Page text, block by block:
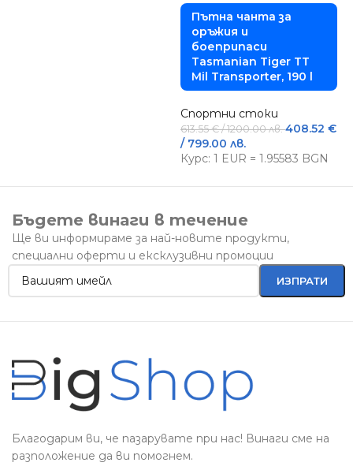
Пътна чанта за
оръжия и
боеприпаси
Tasmanian Tiger TT
Mil Transporter, 190 l
Спортни стоки
613.55€/ 1200.00 лв.408.52 €
/ 799.00 лв.
Курс: 1 EUR = 1.95583 BGN
Бъдете винаги в течение
Ще ви информираме за най-новите продукти,
специални оферти и ексклузивни промоции
Благодарим ви, че пазарувате при нас! Винаги сме на
разположение да ви помогнем.